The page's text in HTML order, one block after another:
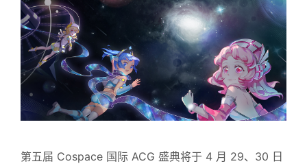
第五届 Cospace 国际 ACG 盛典将于 4 月 29、30 日